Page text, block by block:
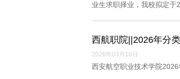
业生求职择业，我校拟定于
西航职院||2026年分
2026年03月10日
西安航空职业技术学院2026